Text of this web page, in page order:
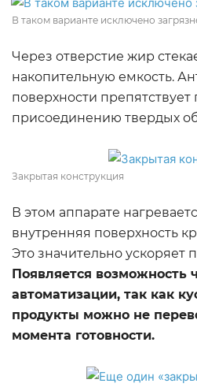
В таком варианте исключено
Через отверстие жир
накопительную емкость.
поверхности
присоединению твердых
Закрытая конструкция
В этом аппарате
внутренняя поверхность
Это значительно ускоряет
Появляется возможность
автоматизации, так как
продукты можно не
момента готовности.